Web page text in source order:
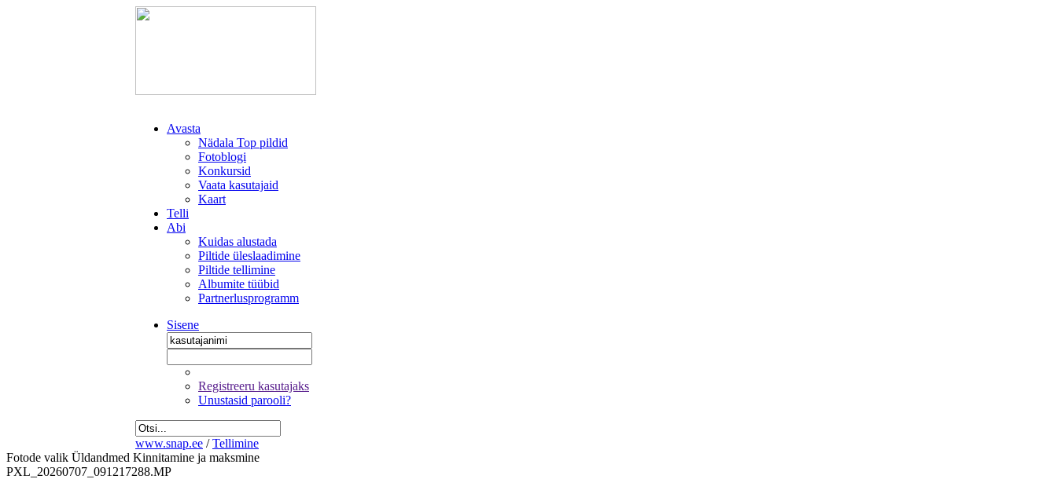
Avasta
Nädala Top pildid
Fotoblogi
Konkursid
Vaata kasutajaid
Kaart
Telli
Abi
Kuidas alustada
Piltide üleslaadimine
Piltide tellimine
Albumite tüübid
Partnerlusprogramm
Sisene
Registreeru kasutajaks
Unustasid parooli?
www.snap.ee / Tellimine
Fotode valik Üldandmed Kinnitamine ja maksmine
PXL_20260707_091217288.MP